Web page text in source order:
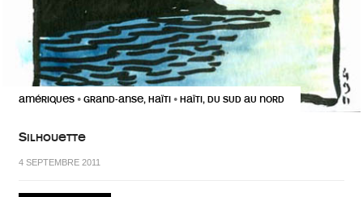
AMÉRIQUES • GRAND-ANSE, HAÏTI • HAÏTI, DU SUD AU NORD
Silhouette
4 SEPTEMBRE 2011